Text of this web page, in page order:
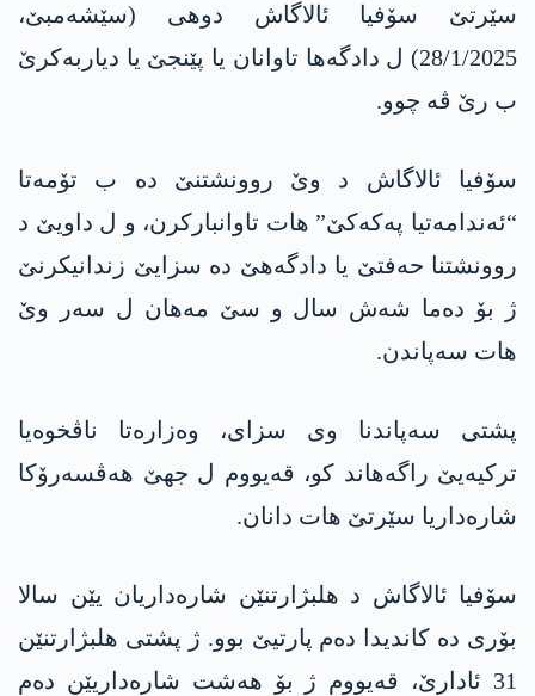
سێرتێ سۆفیا ئالاگاش دوھی (سێشەمبێ،
28/1/2025) ل دادگەھا تاوانان یا پێنجێ یا دیاربەکرێ
ب رێ ڤە چوو.
سۆفیا ئالاگاش د وێ روونشتنێ دە ب تۆمەتا
“ئەندامەتیا پەکەکێ” ھات تاوانبارکرن، و ل داویێ د
روونشتنا حەفتێ یا دادگەھێ دە سزایێ زندانیکرنێ
ژ بۆ دەما شەش سال و سێ مەھان ل سەر وێ
ھات سەپاندن.
پشتی سەپاندنا وی سزای، وەزارەتا ناڤخوەیا
ترکیەیێ راگەھاند کو، قەیووم ل جھێ ھەڤسەرۆکا
شارەداریا سێرتێ ھات دانان.
سۆفیا ئالاگاش د ھلبژارتنێن شارەداریان یێن سالا
بۆری دە کاندیدا دەم پارتیێ بوو. ژ پشتی ھلبژارتنێن
31 ئادارێ، قەیووم ژ بۆ ھەشت شارەداریێن دەم